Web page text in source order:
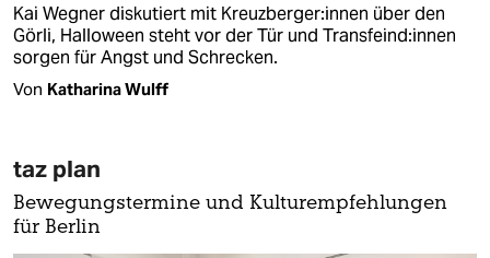
Kai Wegner diskutiert mit Kreuz­ber­ge­r:in­nen über den
Görli, Halloween steht vor der Tür und Trans­fein­d:in­nen
sorgen für Angst und Schrecken.
Von Katharina Wulff
taz plan
Bewegungstermine und Kulturempfehlungen
für Berlin